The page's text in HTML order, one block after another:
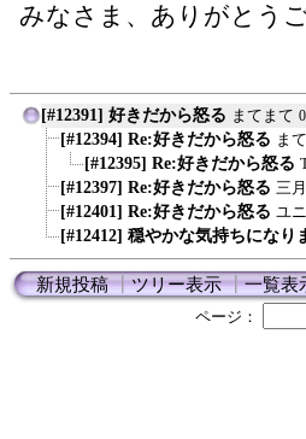
みなさま、ありがとう
[#12391] 好きだから怒る まてまて
[#12394] Re:好きだから怒る ま
[#12395] Re:好きだから怒る
[#12397] Re:好きだから怒る 三
[#12401] Re:好きだから怒る ユ
[#12412] 穏やかな気持ちになり
新規投稿┃ツリー表示┃一覧表
ページ：